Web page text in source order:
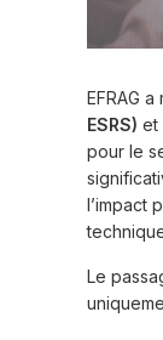
EFRAG
ESRS) et
pour le
l’impact
Le